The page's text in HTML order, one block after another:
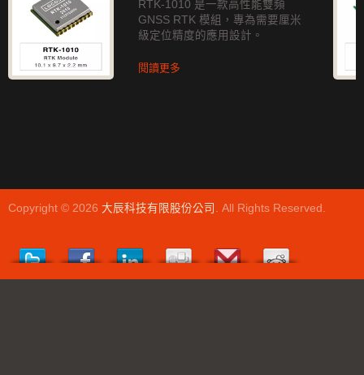
RTK-1010 是一款高性能雙頻
GNSS RTK 模組，專為需要厘米
級定位精度的應用設計。
閱讀更多
Copyright © 2026 大辰科技有限股份公司 . All Rights Reserved.